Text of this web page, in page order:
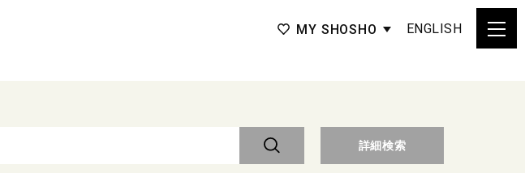
MY SHOSHO ENGLISH
詳細検索